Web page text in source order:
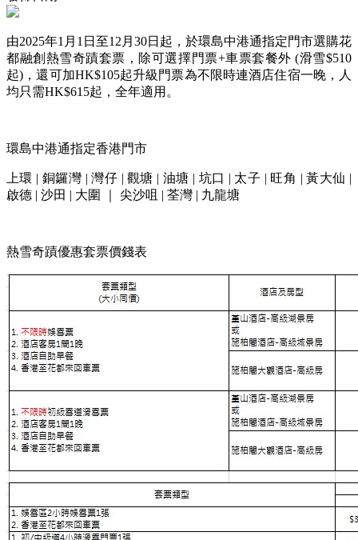
由2025年1月1日至12月30日起，於環島中港通指定門市選購花
都融創熱雪奇蹟套票，除可選擇門票+車票套餐外 (滑雪$510
起)，還可加HK$105起升級門票為不限時連酒店住宿一晚，人
均只需HK$615起，全年適用。
環島中港通指定香港門市
上環 | 銅鑼灣 | 灣仔 | 觀塘 | 油塘 | 坑口 | 太子 | 旺角 | 黃大仙 |
啟德 | 沙田 | 大圍 ｜ 尖沙咀 | 荃灣 | 九龍塘
熱雪奇蹟優惠套票價錢表